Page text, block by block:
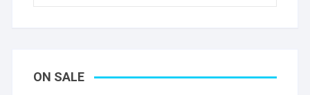
ON SALE